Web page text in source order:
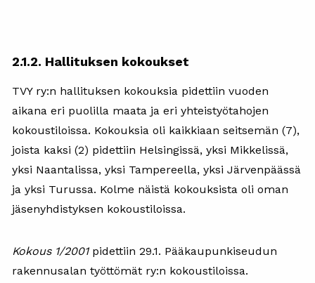
2.1.2. Hallituksen kokoukset
TVY ry:n hallituksen kokouksia pidettiin vuoden
aikana eri puolilla maata ja eri yhteistyötahojen
kokoustiloissa. Kokouksia oli kaikkiaan seitsemän (7),
joista kaksi (2) pidettiin Helsingissä, yksi Mikkelissä,
yksi Naantalissa, yksi Tampereella, yksi Järvenpäässä
ja yksi Turussa. Kolme näistä kokouksista oli oman
jäsenyhdistyksen kokoustiloissa.
Kokous 1/2001pidettiin 29.1. Pääkaupunkiseudun
rakennusalan työttömät ry:n kokoustiloissa.